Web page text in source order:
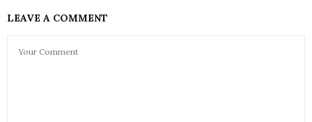
LEAVE A COMMENT